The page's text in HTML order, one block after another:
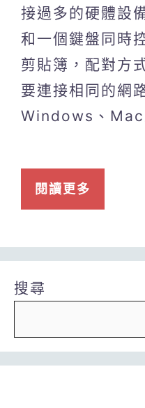
接過多的硬體設
和一個鍵盤同時
剪貼簿，配對方
要連接相同的網
Windows、Mac
閱讀更多
搜尋